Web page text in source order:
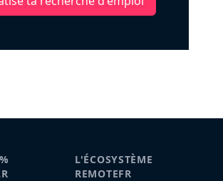
L'ÉCOSYSTÈME
REMOTEFR